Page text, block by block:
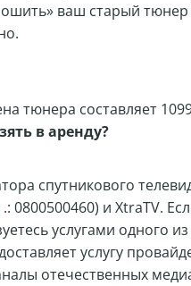
ваш старый
тюнера составляет
в аренду?
спутникового
.: 0800500460) и XtraTV.
услугами одного из
услугу
отечественных